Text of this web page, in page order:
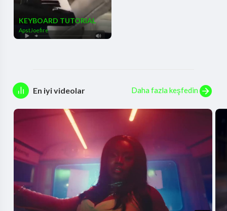
KEYBOARD TUTORIAL
ApstJoefire
En iyi videolar Daha fazla keşfedin